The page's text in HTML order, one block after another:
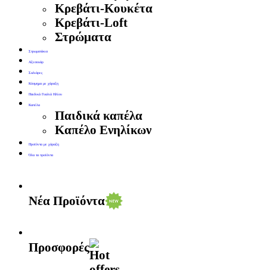
Κρεβάτι-Κουκέτα
Κρεβάτι-Loft
Στρώματα
Στρωματάκια
Αξεσουάρ
Σαλιάρες
Κόσμημα με χάραξη
Παιδικά Γυαλιά Ηλίου
Καπέλα
Παιδικά καπέλα
Καπέλο Ενηλίκων
Προϊόντα με χάραξη
Όλα τα προϊόντα
Νέα Προϊόντα
Προσφορές